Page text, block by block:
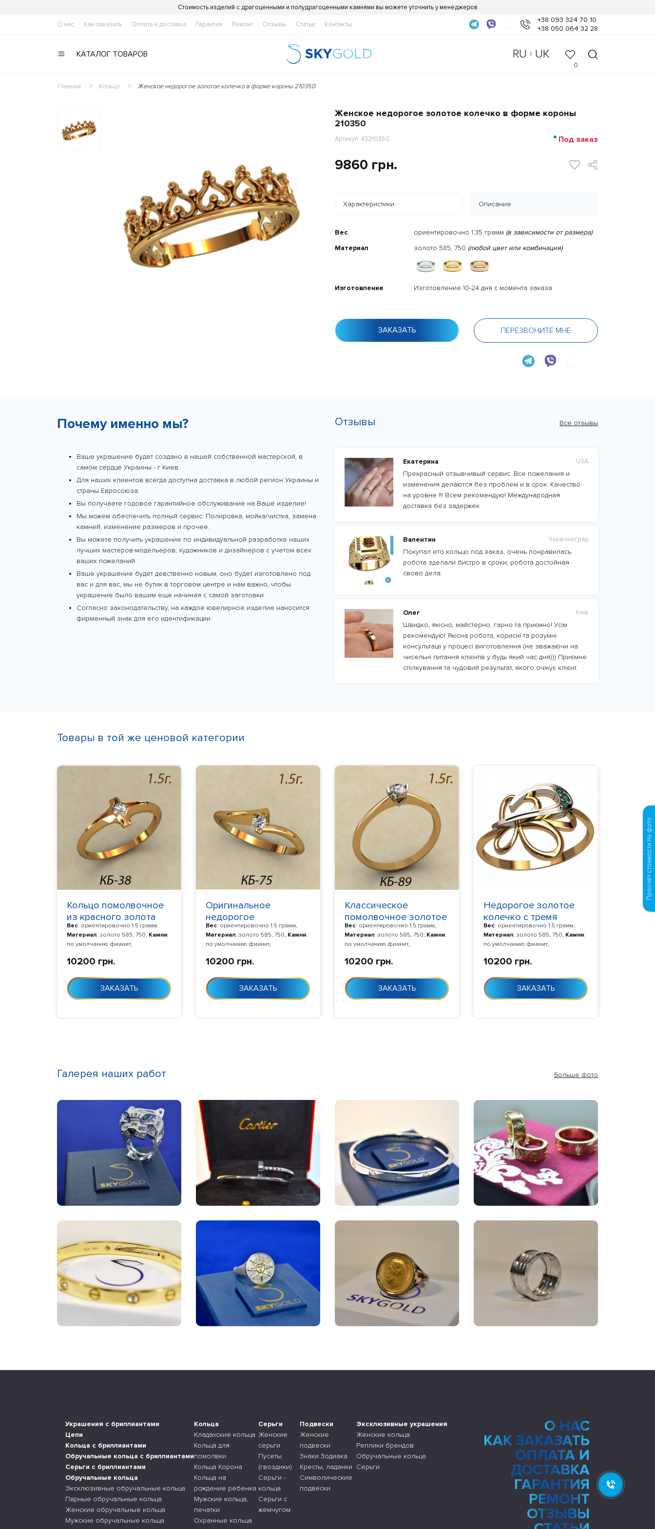
Стоимость изделий с драгоценными и полудрагоценными камнями вы можете уточнить у менеджеров
О нас Как заказать Оплата и доставка Гарантия Ремонт Отзывы Статьи Контакты
+38 093 324 70 10
+38 050 064 32 28
КАТАЛОГ ТОВАРОВ RU | UK
0
Главная Кольца Женское недорогое золотое колечко в форме короны 210350
Женское недорогое золотое колечко в форме короны
210350
Артикул: 43210350 Под заказ
9860 грн.
Характеристики Описание
Вес ориентировочно 1.35 грамм (в зависимости от размера)
Материал
золото 585, 750 (любой цвет или комбинация)
Изготовление Изготовление 10-24 дня с момента заказа
ЗАКАЗАТЬ ПЕРЕЗВОНИТЕ МНЕ
Почему именно мы?
Ваше украшение будет создано в нашей собственной мастерской, в
самом сердце Украины - г Киев.
Для наших клиентов всегда доступна доставка в любой регион Украины и
страны Евросоюза.
Вы получаете годовое гарантийное обслуживание на Ваше изделие!
Мы можем обеспечить полный сервис: Полировка, мойка/чистка, замена
камней, изменение размеров и прочее.
Вы можете получить украшение по индивидуальной разработке наших
лучших мастеров-модельеров, художников и дизайнеров с учетом всех
ваших пожеланий.
Ваше украшение будет девственно новым, оно будет изготовлено под
вас и для вас, мы не бутик в торговом центре и нам важно, чтобы
украшение было вашим еще начиная с самой заготовки.
Согласно законодательству, на каждое ювелирное изделие наносится
фирменный знак для его идентификации.
Отзывы Все отзывы
Екатерина USA
Прекрасный отзывчивый сервис. Все пожелания и
изменения делаются без проблем и в срок. Качество
на уровне !!! Всем рекомендую! Международная
доставка без задержек
Валентин Червоноград
Покупал ето кольцо под заказ, очень понравилась
робота зделали бистро в сроки, робота достойная
свово дела.
Олег Київ
Швидко, якісно, майстерно, гарно та приємно! Усім
рекомендую! Якісна робота, корисні та розумні
консультації у процесі виготовлення (не зважаючи на
чисельні питання клієнтів у будь який час дня))) Приємне
спілкування та чудовий результат, якого очікує клієнт.
Товары в той же ценовой категории
Кольцо помолвочное
из красного золота
кб-390038
Вес: ориентировочно 1.5 грамм,
Материал: золото 585, 750, Камни:
по умолчанию фианит,
дня с момента заказа
10200 грн.
ЗАКАЗАТЬ
Оригинальное
недорогое
помолвочное колечко
кб-180075
Вес: ориентировочно 1.5 грамм,
Материал: золото 585, 750, Камни:
по умолчанию фианит,
дня с момента заказа
10200 грн.
ЗАКАЗАТЬ
Классическое
помолвочное золотое
кольцо кб-370089
Вес: ориентировочно 1.5 грамм,
Материал: золото 585, 750, Камни:
по умолчанию фианит,
дня с момента заказа
10200 грн.
ЗАКАЗАТЬ
Недорогое золотое
колечко с тремя
маленькими камнями
1332
Вес: ориентировочно 1.5 грамм,
Материал: золото 585, 750, Камни:
по умолчанию фианит,
дня с момента заказа
10200 грн.
ЗАКАЗАТЬ
Галерея наших работ Больше фото
Просчет стоимости по фото
Украшения с бриллиантами
Цепи
Кольца с бриллиантами
Обручальные кольца с бриллиантами
Серьги с бриллиантами
Обручальные кольца
Эксклюзивные обручальные кольца
Парные обручальные кольца
Женские обручальные кольца
Мужские обручальные кольца
Кольца
Кладахские кольца
Кольца для
помолвки
Кольца Корона
Кольца на
рождение ребенка
Мужские кольца,
печатки
Охранные кольца
Серьги
Женские
серьги
Пусеты
(гвоздики)
Серьги -
кольца
Серьги с
жемчугом
Подвески
Женские
подвески
Знаки Зодиака
Кресты, ладанки
Символические
подвески
Эксклюзивные украшения
Женские кольца
Реплики брендов
Обручальные кольца
Серьги
О НАС
КАК ЗАКАЗАТЬ
ОПЛАТА И
ДОСТАВКА
ГАРАНТИЯ
РЕМОНТ
ОТЗЫВЫ